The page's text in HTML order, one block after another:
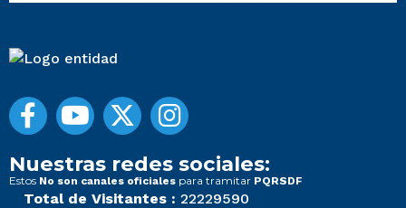
Nuestras redes sociales:
Estos No son canales oficiales para tramitar PQRSDF
Total de Visitantes : 22229590